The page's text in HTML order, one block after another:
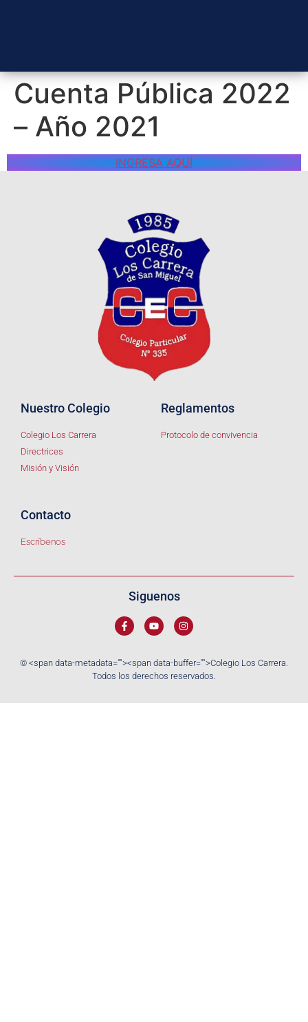
Cuenta Pública 2022
– Año 2021
INGRESA AQUÍ
Nuestro Colegio
Colegio Los Carrera
Directrices
Misión y Visión
Reglamentos
Protocolo de convivencia
Contacto
Escríbenos
© <span data-metadata=""><span data-buffer="">Colegio Los Carrera.
Todos los derechos reservados.
Siguenos